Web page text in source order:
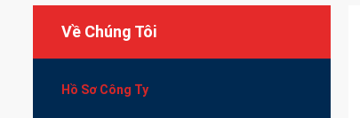
Về Chúng Tôi
Hồ Sơ Công Ty